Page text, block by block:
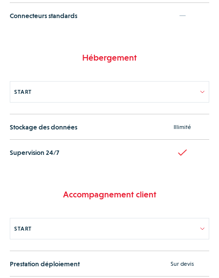
Connecteurs standards
Hébergement
Stockage des données Illimité
Supervision 24/7
Accompagnement client
Prestation déploiement Sur devis